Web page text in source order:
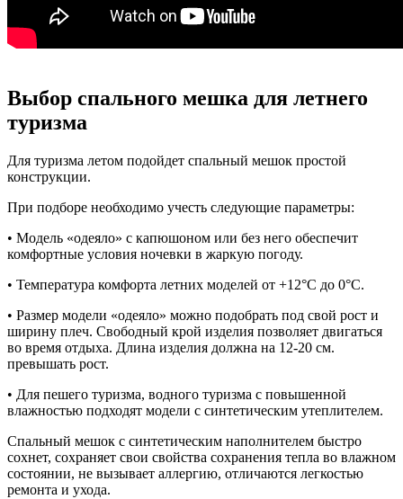
Выбор спального мешка для летнего
туризма
Для туризма летом подойдет спальный мешок простой
конструкции.
При подборе необходимо учесть следующие параметры:
• Модель «одеяло» с капюшоном или без него обеспечит
комфортные условия ночевки в жаркую погоду.
• Температура комфорта летних моделей от +12°С до 0°С.
• Размер модели «одеяло» можно подобрать под свой рост и
ширину плеч. Свободный крой изделия позволяет двигаться
во время отдыха. Длина изделия должна на 12-20 см.
превышать рост.
• Для пешего туризма, водного туризма с повышенной
влажностью подходят модели с синтетическим утеплителем.
Спальный мешок с синтетическим наполнителем быстро
сохнет, сохраняет свои свойства сохранения тепла во влажном
состоянии, не вызывает аллергию, отличаются легкостью
ремонта и ухода.